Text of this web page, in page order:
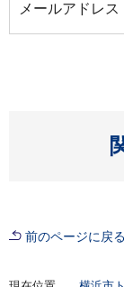
メールアドレス
前のページに戻る